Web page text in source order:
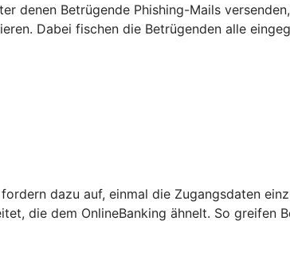
denen Betrügende Phishing-Mails
Dabei fischen die Betrügenden alle
dazu auf, einmal die Zugangsdaten
die dem OnlineBanking ähnelt. So greifen